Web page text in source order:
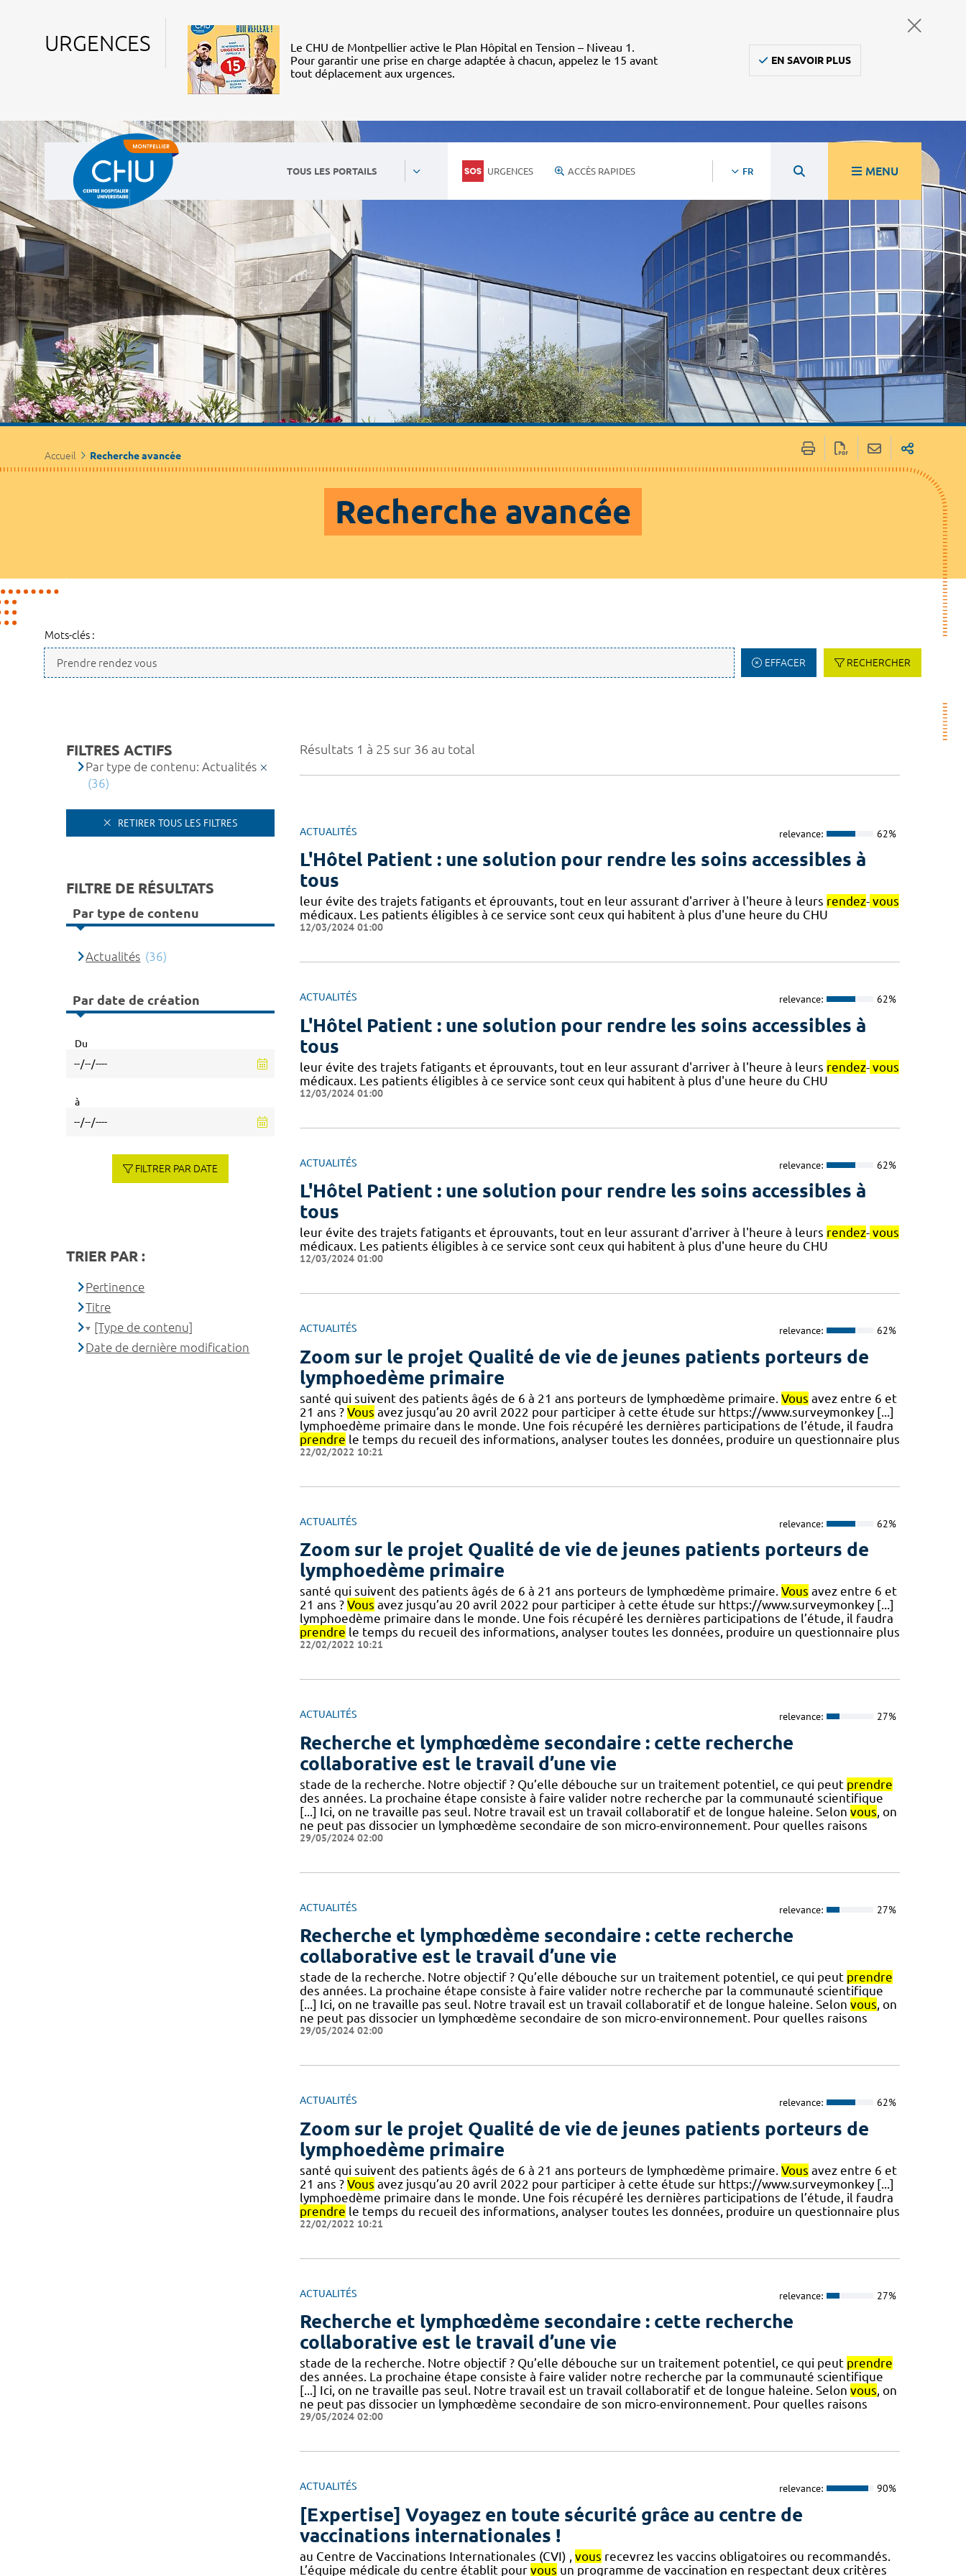
URGENCES
Le CHU de Montpellier active le Plan Hôpital en Tension – Niveau 1.
Pour garantir une prise en charge adaptée à chacun, appelez le 15 avant
tout déplacement aux urgences.
EN SAVOIR PLUS
TOUS LES PORTAILS URGENCES ACCÈS RAPIDES FR MENU
Accueil Recherche avancée
Recherche avancée
Mots-clés :
EFFACER RECHERCHER
Résultats 1 à 25 sur 36 au total
ACTUALITÉS relevance: 62%
L'Hôtel Patient : une solution pour rendre les soins accessibles à
tous
leur évite des trajets fatigants et éprouvants, tout en leur assurant d'arriver à l'heure à leurs rendez- vous
médicaux. Les patients éligibles à ce service sont ceux qui habitent à plus d'une heure du CHU
12/03/2024 01:00
ACTUALITÉS relevance: 62%
L'Hôtel Patient : une solution pour rendre les soins accessibles à
tous
leur évite des trajets fatigants et éprouvants, tout en leur assurant d'arriver à l'heure à leurs rendez- vous
médicaux. Les patients éligibles à ce service sont ceux qui habitent à plus d'une heure du CHU
12/03/2024 01:00
ACTUALITÉS relevance: 62%
L'Hôtel Patient : une solution pour rendre les soins accessibles à
tous
leur évite des trajets fatigants et éprouvants, tout en leur assurant d'arriver à l'heure à leurs rendez- vous
médicaux. Les patients éligibles à ce service sont ceux qui habitent à plus d'une heure du CHU
12/03/2024 01:00
ACTUALITÉS relevance: 62%
Zoom sur le projet Qualité de vie de jeunes patients porteurs de
lymphoedème primaire
santé qui suivent des patients âgés de 6 à 21 ans porteurs de lymphœdème primaire. Vous avez entre 6 et
21 ans ? Vous avez jusqu’au 20 avril 2022 pour participer à cette étude sur https://www.surveymonkey [...]
lymphoedème primaire dans le monde. Une fois récupéré les dernières participations de l’étude, il faudra
prendre le temps du recueil des informations, analyser toutes les données, produire un questionnaire plus
22/02/2022 10:21
ACTUALITÉS relevance: 62%
Zoom sur le projet Qualité de vie de jeunes patients porteurs de
lymphoedème primaire
santé qui suivent des patients âgés de 6 à 21 ans porteurs de lymphœdème primaire. Vous avez entre 6 et
21 ans ? Vous avez jusqu’au 20 avril 2022 pour participer à cette étude sur https://www.surveymonkey [...]
lymphoedème primaire dans le monde. Une fois récupéré les dernières participations de l’étude, il faudra
prendre le temps du recueil des informations, analyser toutes les données, produire un questionnaire plus
22/02/2022 10:21
ACTUALITÉS relevance: 27%
Recherche et lymphœdème secondaire : cette recherche
collaborative est le travail d’une vie
stade de la recherche. Notre objectif ? Qu’elle débouche sur un traitement potentiel, ce qui peut prendre
des années. La prochaine étape consiste à faire valider notre recherche par la communauté scientifique
[...] Ici, on ne travaille pas seul. Notre travail est un travail collaboratif et de longue haleine. Selon vous, on
ne peut pas dissocier un lymphœdème secondaire de son micro-environnement. Pour quelles raisons
29/05/2024 02:00
ACTUALITÉS relevance: 27%
Recherche et lymphœdème secondaire : cette recherche
collaborative est le travail d’une vie
stade de la recherche. Notre objectif ? Qu’elle débouche sur un traitement potentiel, ce qui peut prendre
des années. La prochaine étape consiste à faire valider notre recherche par la communauté scientifique
[...] Ici, on ne travaille pas seul. Notre travail est un travail collaboratif et de longue haleine. Selon vous, on
ne peut pas dissocier un lymphœdème secondaire de son micro-environnement. Pour quelles raisons
29/05/2024 02:00
ACTUALITÉS relevance: 62%
Zoom sur le projet Qualité de vie de jeunes patients porteurs de
lymphoedème primaire
santé qui suivent des patients âgés de 6 à 21 ans porteurs de lymphœdème primaire. Vous avez entre 6 et
21 ans ? Vous avez jusqu’au 20 avril 2022 pour participer à cette étude sur https://www.surveymonkey [...]
lymphoedème primaire dans le monde. Une fois récupéré les dernières participations de l’étude, il faudra
prendre le temps du recueil des informations, analyser toutes les données, produire un questionnaire plus
22/02/2022 10:21
ACTUALITÉS relevance: 27%
Recherche et lymphœdème secondaire : cette recherche
collaborative est le travail d’une vie
stade de la recherche. Notre objectif ? Qu’elle débouche sur un traitement potentiel, ce qui peut prendre
des années. La prochaine étape consiste à faire valider notre recherche par la communauté scientifique
[...] Ici, on ne travaille pas seul. Notre travail est un travail collaboratif et de longue haleine. Selon vous, on
ne peut pas dissocier un lymphœdème secondaire de son micro-environnement. Pour quelles raisons
29/05/2024 02:00
ACTUALITÉS relevance: 90%
[Expertise] Voyagez en toute sécurité grâce au centre de
vaccinations internationales !
au Centre de Vaccinations Internationales (CVI) , vous recevrez les vaccins obligatoires ou recommandés.
L’équipe médicale du centre établit pour vous un programme de vaccination en respectant deux critères
FILTRES ACTIFS
Par type de contenu: Actualités
(36)
RETIRER TOUS LES FILTRES
FILTRE DE RÉSULTATS
Par type de contenu
Actualités (36)
Par date de création
Du
à
FILTRER PAR DATE
TRIER PAR :
Pertinence
Titre
[Type de contenu]
Date de dernière modification